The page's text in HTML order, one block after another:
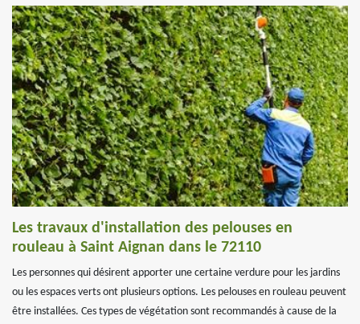
Les travaux d'installation des pelouses en
rouleau à Saint Aignan dans le 72110
Les personnes qui désirent apporter une certaine verdure pour les jardins
ou les espaces verts ont plusieurs options. Les pelouses en rouleau peuvent
être installées. Ces types de végétation sont recommandés à cause de la